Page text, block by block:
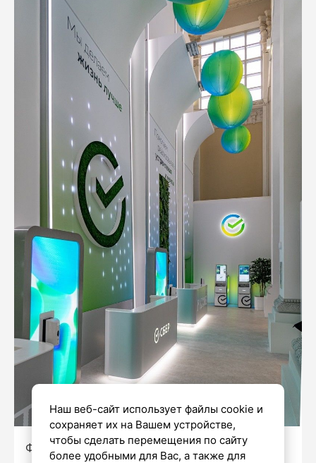
Фото: пресс-служба Сбера
Наш веб-сайт использует файлы cookie и
сохраняет их на Вашем устройстве,
чтобы сделать перемещения по сайту
более удобными для Вас, а также для